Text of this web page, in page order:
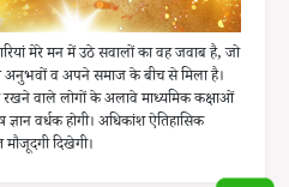
मेरे मन में उठे सवालों का वह जवाब है, जो
अनुभवों व अपने समाज के बीच से मिला है।
रखने वाले लोगों के अलावे माध्यमिक कक्षाओं
वर्धक होगी। अधिकांश ऐतिहासिक
दिखेगी।